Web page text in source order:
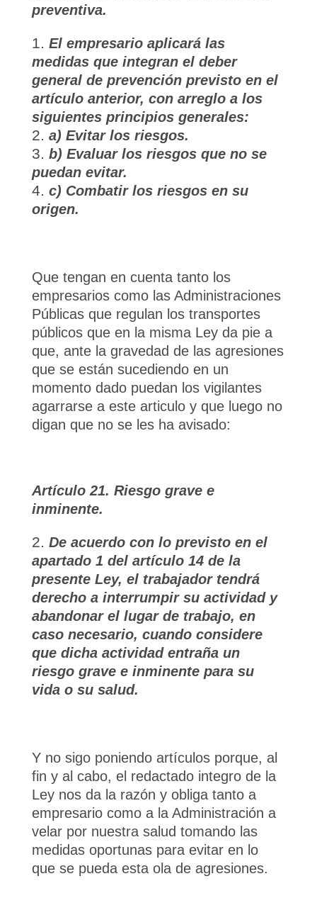
preventiva.
El empresario aplicará las
medidas que integran el deber
general de prevención previsto en el
artículo anterior, con arreglo a los
siguientes principios generales:
a) Evitar los riesgos.
b) Evaluar los riesgos que no se
puedan evitar.
c) Combatir los riesgos en su
origen.
Que tengan en cuenta tanto los
empresarios como las Administraciones
Públicas que regulan los transportes
públicos que en la misma Ley da pie a
que, ante la gravedad de las agresiones
que se están sucediendo en un
momento dado puedan los vigilantes
agarrarse a este articulo y que luego no
digan que no se les ha avisado:
Artículo 21. Riesgo grave e
inminente.
De acuerdo con lo previsto en el
apartado 1 del artículo 14 de la
presente Ley, el trabajador tendrá
derecho a interrumpir su actividad y
abandonar el lugar de trabajo, en
caso necesario, cuando considere
que dicha actividad entraña un
riesgo grave e inminente para su
vida o su salud.
Y no sigo poniendo artículos porque, al
fin y al cabo, el redactado integro de la
Ley nos da la razón y obliga tanto a
empresario como a la Administración a
velar por nuestra salud tomando las
medidas oportunas para evitar en lo
que se pueda esta ola de agresiones.